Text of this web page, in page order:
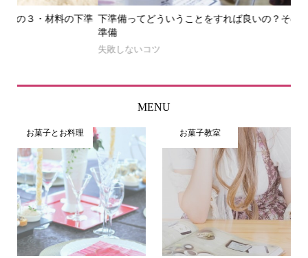
下準備ってどういうことをすれば良いの？その２・型や道具の
MENU
お菓子とお料理 お菓子教室